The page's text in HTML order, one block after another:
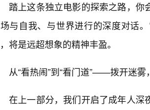
踏上这条独立电影的探索之路，
与自我、与世界进行的深度对话
将是远超想象的精神丰盈。
从“看热闹”到“看门道”——拨开迷
在上一部分，我们开启了成年人深